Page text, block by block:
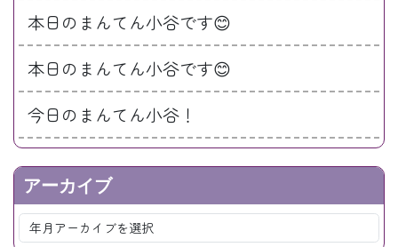
本日のまんてん小谷です😊
本日のまんてん小谷です😊
今日のまんてん小谷！
アーカイブ